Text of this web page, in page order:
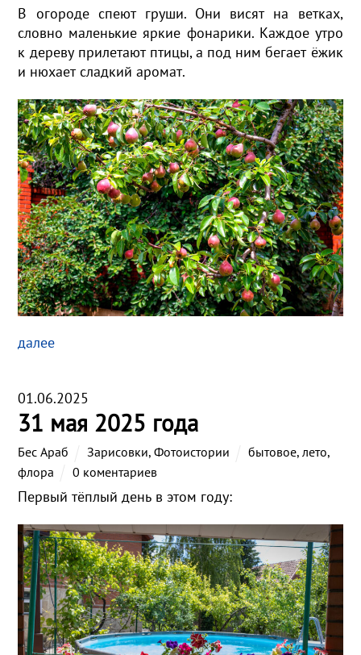
В огороде спеют груши. Они висят на ветках,
словно маленькие яркие фонарики. Каждое утро
к дереву прилетают птицы, а под ним бегает ёжик
и нюхает сладкий аромат.
далее
01.06.2025
31 мая 2025 года
Бес Араб Зарисовки,Фотоистории бытовое, лето,
флора
0 коментариев
Первый тёплый день в этом году: